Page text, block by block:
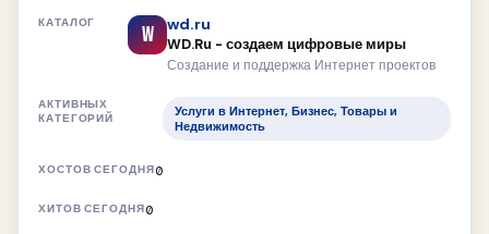
W wd.ru
WD.Ru - создаем цифровые миры
Создание и поддержка Интернет проектов
Услуги в Интернет, Бизнес, Товары и
Недвижимость
0
0